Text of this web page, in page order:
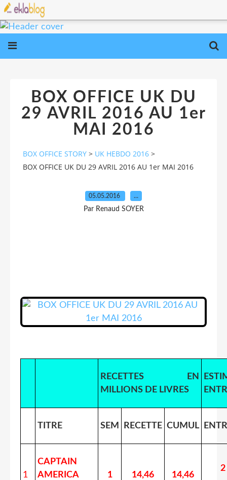
BOX OFFICE UK DU
29 AVRIL 2016 AU 1er
MAI 2016
BOX OFFICE STORY > UK HEBDO 2016 >
BOX OFFICE UK DU 29 AVRIL 2016 AU 1er MAI 2016
05.05.2016 …
Par Renaud SOYER
RECETTES EN
MILLIONS DE LIVRES
TITRE SEM RECETTE CUMUL
1
CAPTAIN
AMERICA
1 14,46 14,46
2